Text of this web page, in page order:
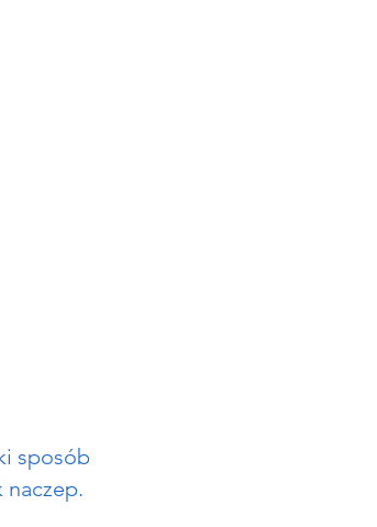
sposób
naczep.